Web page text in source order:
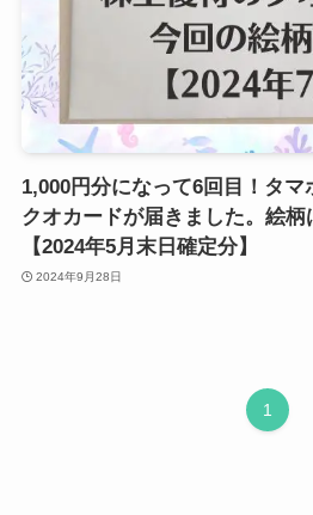
1,000円分になって6回目！タ
クオカードが届きました。絵
【2024年5月末日確定分】
2024年9月28日
1